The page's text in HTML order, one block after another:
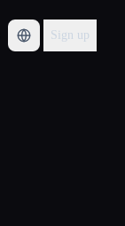
Sign up